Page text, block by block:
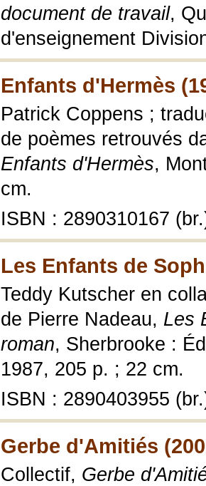
document de travail,
d'enseignement
Enfants d'Hermès
Patrick Coppens ;
de poèmes retrouvés
Enfants d'Hermès,
cm.
ISBN : 2890310167
Les Enfants de
Teddy Kutscher en
de Pierre Nadeau, Les
roman, Sherbrooke :
1987, 205 p. ; 22 cm.
ISBN : 2890403955
Gerbe d'Amitiés
Collectif, Gerbe